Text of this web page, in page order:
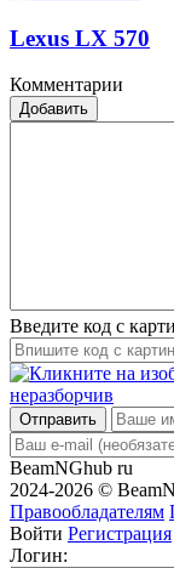
Lexus LX 570
Комментарии
Добавить
Введите код с
Отправить
BeamNGhub ru
2024-2026 ©
Правообладателям
Войти Регистрация
Логин: